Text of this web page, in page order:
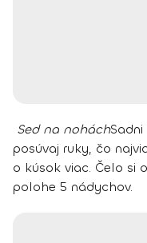
Sed na nohách
posúvaj ruky, čo
o kúsok viac. Čelo si
polohe 5 nádychov.